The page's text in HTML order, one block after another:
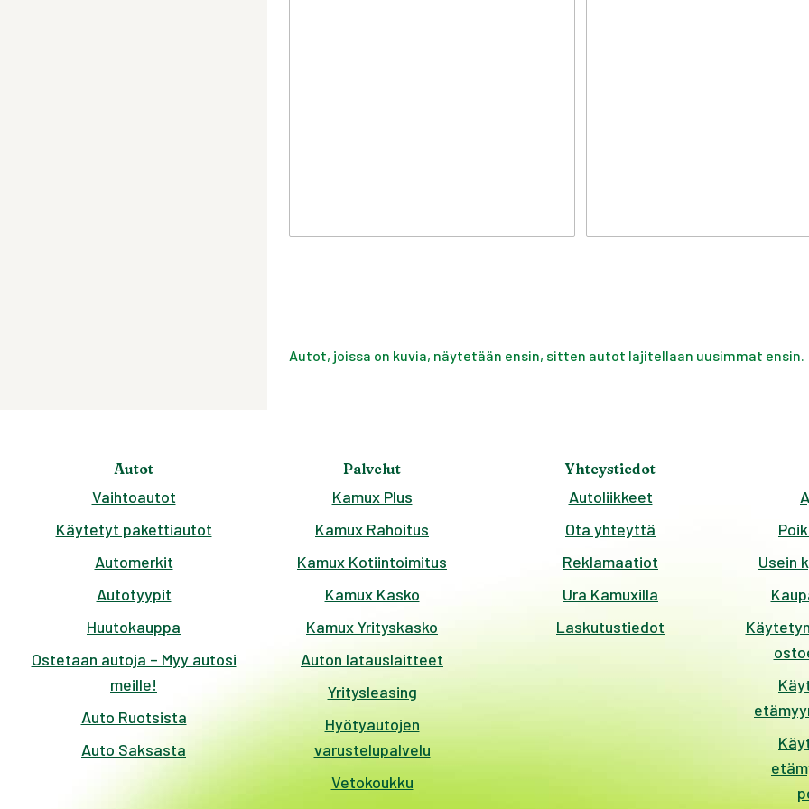
Autot, joissa on kuvia, näytetään ensin, sitten autot lajitellaan uusimmat ensin.
Autot
Vaihtoautot
Käytetyt pakettiautot
Automerkit
Autotyypit
Huutokauppa
Ostetaan autoja – Myy autosi
meille!
Auto Ruotsista
Auto Saksasta
Palvelut
Kamux Plus
Kamux Rahoitus
Kamux Kotiintoimitus
Kamux Kasko
Kamux Yrityskasko
Auton latauslaitteet
Yritysleasing
Hyötyautojen
varustelupalvelu
Vetokoukku
Yhteystiedot
Autoliikkeet
Ota yhteyttä
Reklamaatiot
Ura Kamuxilla
Laskutustiedot
Usein